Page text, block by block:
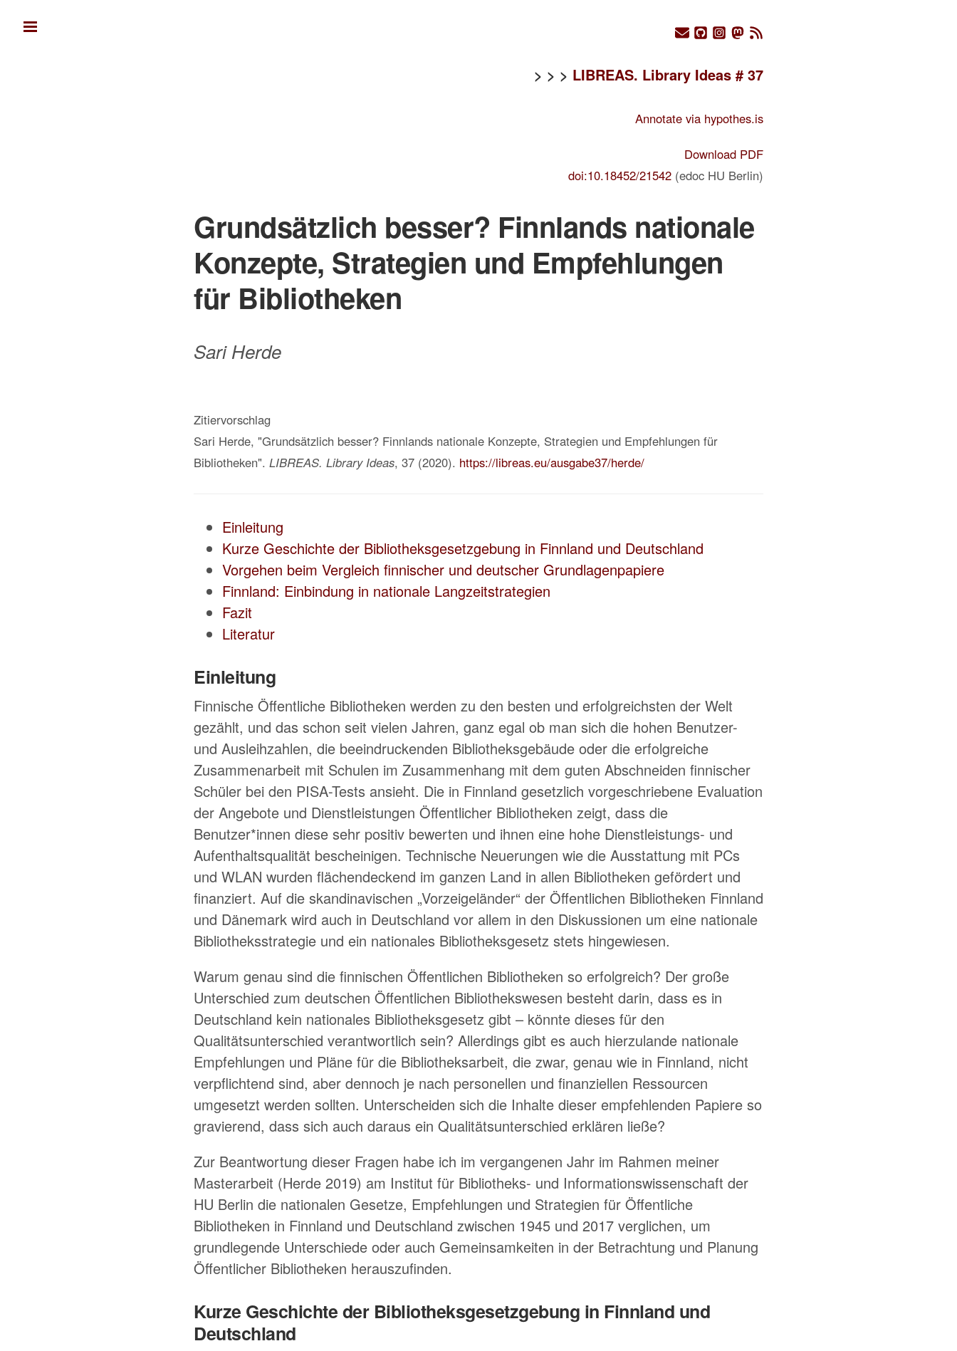
> > > LIBREAS. Library Ideas # 37
Annotate via hypothes.is
Download PDF
doi:10.18452/21542 (edoc HU Berlin)
Grundsätzlich besser? Finnlands nationale
Konzepte, Strategien und Empfehlungen
für Bibliotheken
Sari Herde
Zitiervorschlag
Sari Herde, "Grundsätzlich besser? Finnlands nationale Konzepte, Strategien und Empfehlungen für
Bibliotheken". LIBREAS. Library Ideas, 37 (2020). https://libreas.eu/ausgabe37/herde/
Einleitung
Kurze Geschichte der Bibliotheksgesetzgebung in Finnland und Deutschland
Vorgehen beim Vergleich finnischer und deutscher Grundlagenpapiere
Finnland: Einbindung in nationale Langzeitstrategien
Fazit
Literatur
Einleitung
Finnische Öffentliche Bibliotheken werden zu den besten und erfolgreichsten der Welt
gezählt, und das schon seit vielen Jahren, ganz egal ob man sich die hohen Benutzer-
und Ausleihzahlen, die beeindruckenden Bibliotheksgebäude oder die erfolgreiche
Zusammenarbeit mit Schulen im Zusammenhang mit dem guten Abschneiden finnischer
Schüler bei den PISA-Tests ansieht. Die in Finnland gesetzlich vorgeschriebene Evaluation
der Angebote und Dienstleistungen Öffentlicher Bibliotheken zeigt, dass die
Benutzer*innen diese sehr positiv bewerten und ihnen eine hohe Dienstleistungs- und
Aufenthaltsqualität bescheinigen. Technische Neuerungen wie die Ausstattung mit PCs
und WLAN wurden flächendeckend im ganzen Land in allen Bibliotheken gefördert und
finanziert. Auf die skandinavischen Vorzeigeländer der Öffentlichen Bibliotheken Finnland
und Dänemark wird auch in Deutschland vor allem in den Diskussionen um eine nationale
Bibliotheksstrategie und ein nationales Bibliotheksgesetz stets hingewiesen.
Warum genau sind die finnischen Öffentlichen Bibliotheken so erfolgreich? Der große
Unterschied zum deutschen Öffentlichen Bibliothekswesen besteht darin, dass es in
Deutschland kein nationales Bibliotheksgesetz gibt – könnte dieses für den
Qualitätsunterschied verantwortlich sein? Allerdings gibt es auch hierzulande nationale
Empfehlungen und Pläne für die Bibliotheksarbeit, die zwar, genau wie in Finnland, nicht
verpflichtend sind, aber dennoch je nach personellen und finanziellen Ressourcen
umgesetzt werden sollten. Unterscheiden sich die Inhalte dieser empfehlenden Papiere so
gravierend, dass sich auch daraus ein Qualitätsunterschied erklären ließe?
Zur Beantwortung dieser Fragen habe ich im vergangenen Jahr im Rahmen meiner
Masterarbeit (Herde 2019) am Institut für Bibliotheks- und Informationswissenschaft der
HU Berlin die nationalen Gesetze, Empfehlungen und Strategien für Öffentliche
Bibliotheken in Finnland und Deutschland zwischen 1945 und 2017 verglichen, um
grundlegende Unterschiede oder auch Gemeinsamkeiten in der Betrachtung und Planung
Öffentlicher Bibliotheken herauszufinden.
Kurze Geschichte der Bibliotheksgesetzgebung in Finnland und
Deutschland